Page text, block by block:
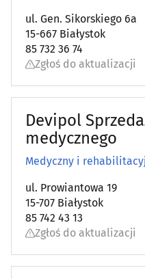
Diabetologia(11)
Diagnostyka obrazowa
Endokrynologia(16)
Foniatria(9)
Gastroenterologia
Gastrologia(8)
ul. Gen. Sikorskiego 6a
15-667 Białystok
85 732 36 74
Zgłoś do aktualizacji
Devipol
medycznego
Medyczny i
ul. Prowiantowa 19
15-707 Białystok
85 742 43 13
Zgłoś do aktualizacji